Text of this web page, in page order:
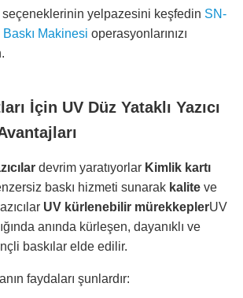
seçeneklerinin yelpazesini keşfedin SN-
Baskı Makinesi operasyonlarınızı
İçin UV Düz Yataklı Yazıcı
devrim yaratıyorlar Kimlik kartı
baskı hizmeti sunarak kalite ve
UV kürlenebilir mürekkeplerUV
anında kürleşen, dayanıklı ve
baskılar elde edilir.
faydaları şunlardır: